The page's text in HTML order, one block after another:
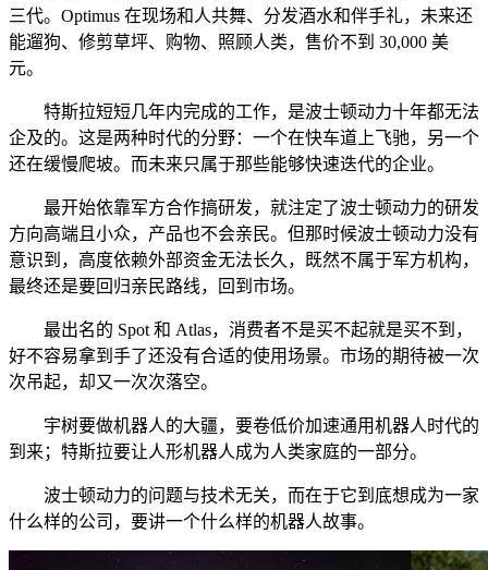
三代。Optimus 在现场和人共舞、分发酒水和伴手礼，未来还
能遛狗、修剪草坪、购物、照顾人类，售价不到 30,000 美
元。
特斯拉短短几年内完成的工作，是波士顿动力十年都无法
企及的。这是两种时代的分野：一个在快车道上飞驰，另一个
还在缓慢爬坡。而未来只属于那些能够快速迭代的企业。
最开始依靠军方合作搞研发，就注定了波士顿动力的研发
方向高端且小众，产品也不会亲民。但那时候波士顿动力没有
意识到，高度依赖外部资金无法长久，既然不属于军方机构，
最终还是要回归亲民路线，回到市场。
最出名的 Spot 和 Atlas，消费者不是买不起就是买不到，
好不容易拿到手了还没有合适的使用场景。市场的期待被一次
次吊起，却又一次次落空。
宇树要做机器人的大疆，要卷低价加速通用机器人时代的
到来；特斯拉要让人形机器人成为人类家庭的一部分。
波士顿动力的问题与技术无关，而在于它到底想成为一家
什么样的公司，要讲一个什么样的机器人故事。